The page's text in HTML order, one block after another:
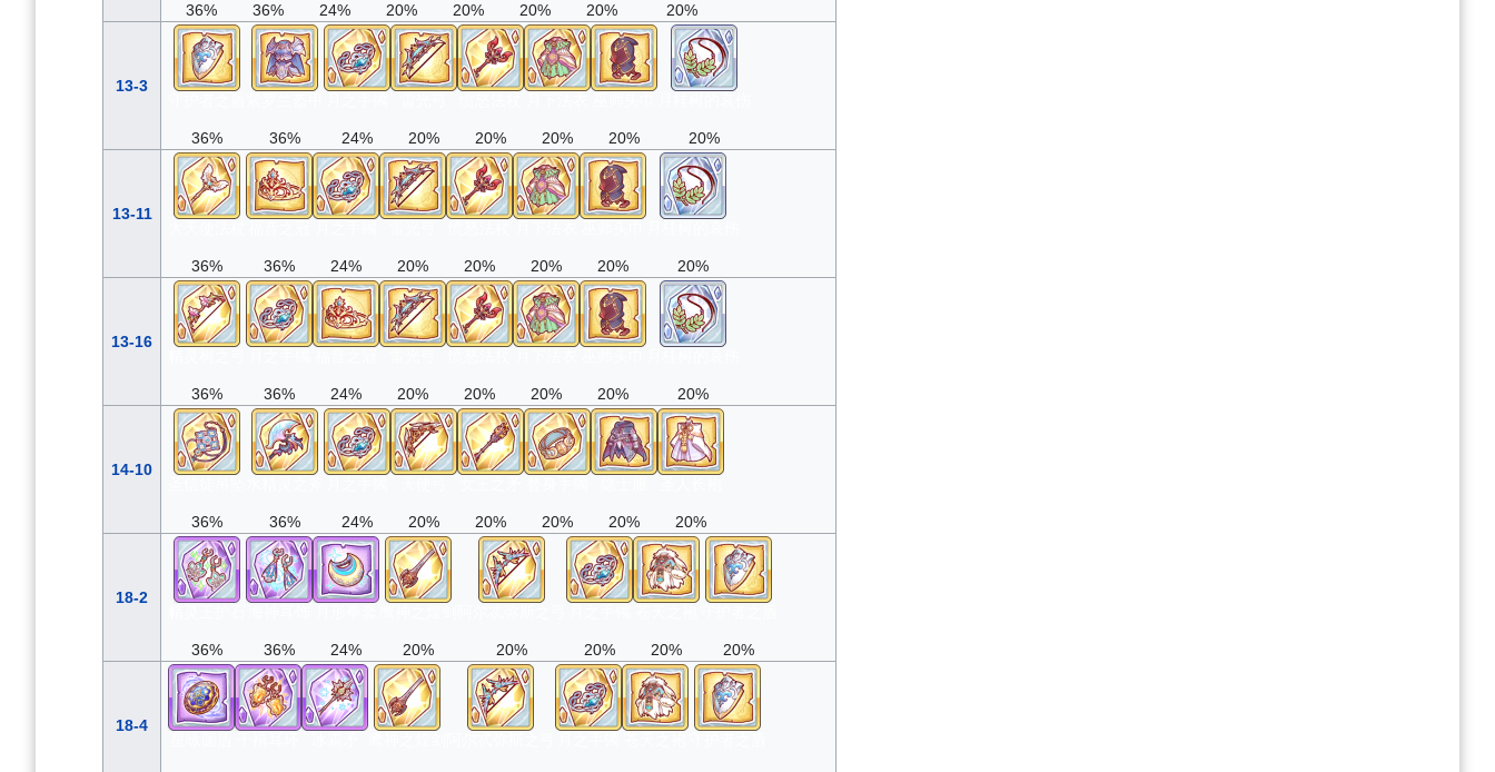
36% 36% 24% 20% 20% 20% 20% 20%
13-3
36% 36% 24% 20% 20% 20% 20% 20%
13-11
36% 36% 24% 20% 20% 20% 20% 20%
13-16
36% 36% 24% 20% 20% 20% 20% 20%
14-10
36% 36% 24% 20% 20% 20% 20% 20%
18-2
36% 36% 24% 20% 20% 20% 20% 20%
18-4